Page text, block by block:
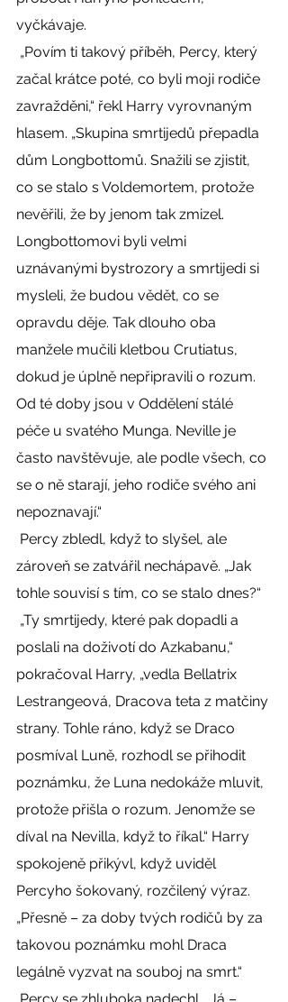
vyčkávaje.
začal krátce poté, co byli moji rodiče
zavražděni,“ řekl Harry vyrovnaným
hlasem. „Skupina smrtijedů přepadla
dům Longbottomů. Snažili se zjistit,
co se stalo s Voldemortem, protože
nevěřili, že by jenom tak zmizel.
Longbottomovi byli velmi
uznávanými bystrozory a smrtijedi si
mysleli, že budou vědět, co se
opravdu děje. Tak dlouho oba
manžele mučili kletbou Crutiatus,
dokud je úplně nepřipravili o rozum.
Od té doby jsou v Oddělení stálé
péče u svatého Munga. Neville je
často navštěvuje, ale podle všech, co
se o ně starají, jeho rodiče svého ani
nepoznavají.“
zároveň se zatvářil nechápavě. „Jak
tohle souvisí s tím, co se stalo dnes?“
poslali na doživotí do Azkabanu,“
pokračoval Harry, „vedla Bellatrix
Lestrangeová, Dracova teta z matčiny
strany. Tohle ráno, když se Draco
posmíval Luně, rozhodl se přihodit
poznámku, že Luna nedokáže mluvit,
protože přišla o rozum. Jenomže se
díval na Nevilla, když to říkal.“ Harry
spokojeně přikývl, když uviděl
Percyho šokovaný, rozčilený výraz.
„Přesně – za doby tvých rodičů by za
takovou poznámku mohl Draca
legálně vyzvat na souboj na smrt.“